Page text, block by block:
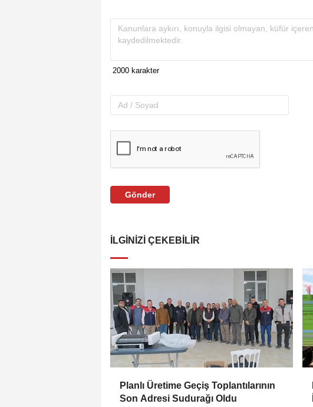
Gönder
İLGINIZI ÇEKEBILIR
Planlı Üretime Geçiş Toplantılarının
Son Adresi Sudurağı Oldu